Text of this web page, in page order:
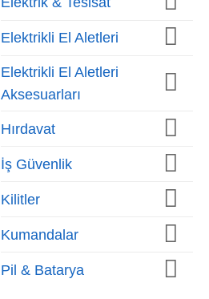
Elektrikli El Aletleri
Elektrikli El Aletleri
Aksesuarları
Hırdavat
İş Güvenlik
Kilitler
Kumandalar
Pil & Batarya